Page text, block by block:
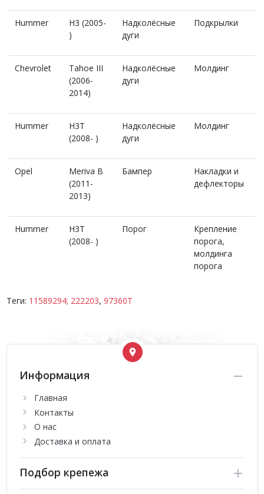
Hummer
H3 (2005-
)
Надколёсные
дуги
Подкрылки
Chevrolet
Tahoe III
(2006-
2014)
Надколёсные
дуги
Молдинг
Hummer
H3T
(2008- )
Надколёсные
дуги
Молдинг
Opel
Meriva B
(2011-
2013)
Бампер
Накладки и
дефлекторы
Hummer
H3T
(2008- )
Порог
Крепление
порога,
молдинга
порога
Теги: 11589294; 222203, 97360T
Информация
Главная
Контакты
О нас
Доставка и оплата
Подбор крепежа